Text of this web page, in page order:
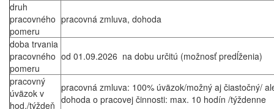
druh
pracovného
pomeru
pracovná zmluva, dohoda
doba trvania
pracovného
pomeru
od 01.09.2026 na dobu určitú (možnosť predĺženia)
pracovný
úväzok v
hod./týždeň
pracovná zmluva: 100% úväzok/možný aj čiastočný/
dohoda o pracovej činnosti: max. 10 hodín /týždenne